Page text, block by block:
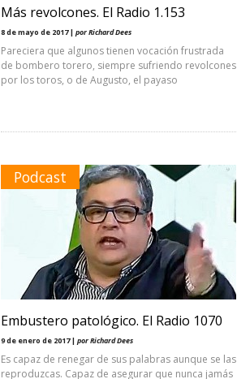
Más revolcones. El Radio 1.153
8 de mayo de 2017 | por Richard Dees
Pareciera que algunos tienen vocación frustrada
de bombero torero, siempre sufriendo revolcones
por los toros, o de Augusto, el payaso
Podcast
Embustero patológico. El Radio 1070
9 de enero de 2017 | por Richard Dees
Es capaz de renegar de sus palabras aunque se las
reproduzcas. Capaz de asegurar que nunca jamás